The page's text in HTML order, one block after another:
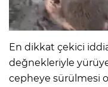
En dikkat çekici
değnekleriyle
cepheye sürülmesi